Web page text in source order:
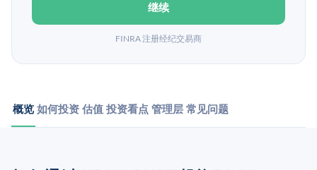
继续
FINRA 注册经纪交易商
概览 如何投资 估值 投资看点 管理层 常见问题